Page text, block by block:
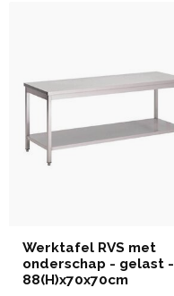
Werktafel RVS met
onderschap - gelast -
88(H)x70x70cm